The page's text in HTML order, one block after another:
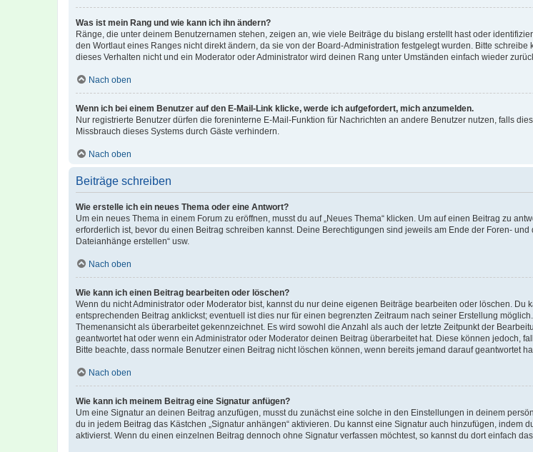
Was ist mein Rang und wie kann ich ihn ändern?
Ränge, die unter deinem Benutzernamen stehen, zeigen an, wie viele Beiträge du bislang erstellt hast oder
den Wortlaut eines Ranges nicht direkt ändern, da sie von der Board-Administration festgelegt wurden. Bitte
dieses Verhalten nicht und ein Moderator oder Administrator wird deinen Rang unter Umständen einfach wieder
Nach oben
Wenn ich bei einem Benutzer auf den E-Mail-Link klicke, werde ich aufgefordert, mich anzumelden.
Nur registrierte Benutzer dürfen die foreninterne E-Mail-Funktion für Nachrichten an andere Benutzer nutzen, falls
Missbrauch dieses Systems durch Gäste verhindern.
Nach oben
Beiträge schreiben
Wie erstelle ich ein neues Thema oder eine Antwort?
Um ein neues Thema in einem Forum zu eröffnen, musst du auf „Neues Thema“ klicken. Um auf einen Beitrag zu
erforderlich ist, bevor du einen Beitrag schreiben kannst. Deine Berechtigungen sind jeweils am Ende der Foren- und
Dateianhänge erstellen“ usw.
Nach oben
Wie kann ich einen Beitrag bearbeiten oder löschen?
Wenn du nicht Administrator oder Moderator bist, kannst du nur deine eigenen Beiträge bearbeiten oder löschen. Du
entsprechenden Beitrag anklickst; eventuell ist dies nur für einen begrenzten Zeitraum nach seiner Erstellung
Themenansicht als überarbeitet gekennzeichnet. Es wird sowohl die Anzahl als auch der letzte Zeitpunkt der
geantwortet hat oder wenn ein Administrator oder Moderator deinen Beitrag überarbeitet hat. Diese können jedoch,
Bitte beachte, dass normale Benutzer einen Beitrag nicht löschen können, wenn bereits jemand darauf geantwortet
Nach oben
Wie kann ich meinem Beitrag eine Signatur anfügen?
Um eine Signatur an deinen Beitrag anzufügen, musst du zunächst eine solche in den Einstellungen in deinem
du in jedem Beitrag das Kästchen „Signatur anhängen“ aktivieren. Du kannst eine Signatur auch hinzufügen,
aktivierst. Wenn du einen einzelnen Beitrag dennoch ohne Signatur verfassen möchtest, so kannst du dort einfach